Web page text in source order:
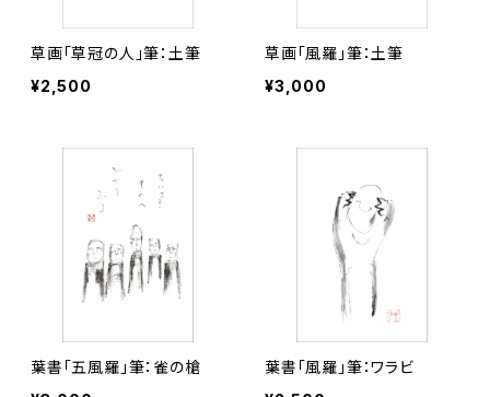
草画「草冠の人」筆：土筆
¥2,500
草画「風羅」筆：土筆
¥3,000
葉書「五風羅」筆：雀の槍
葉書「風羅」筆：ワラビ